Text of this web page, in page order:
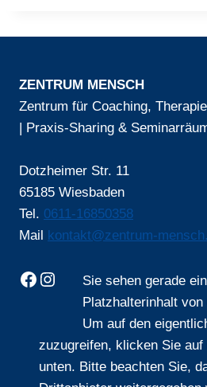
ZENTRUM MENSCH
Zentrum für Coaching,
| Praxis-Sharing &
Dotzheimer Str. 11
65185 Wiesbaden
Tel. 0611-16850358
Mail kontakt@zentrum-
Facebook
InstagramSie sehen gerade
Platzhalterinhalt von
Um auf den
zuzugreifen, klicken Sie
unten. Bitte beachten Sie,